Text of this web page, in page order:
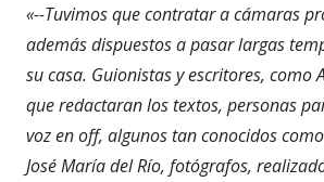
«--Tuvimos que contratar a cámaras
además dispuestos a pasar largas
su casa. Guionistas y escritores, como
que redactaran los textos, personas
voz en off, algunos tan conocidos
José María del Río, fotógrafos,